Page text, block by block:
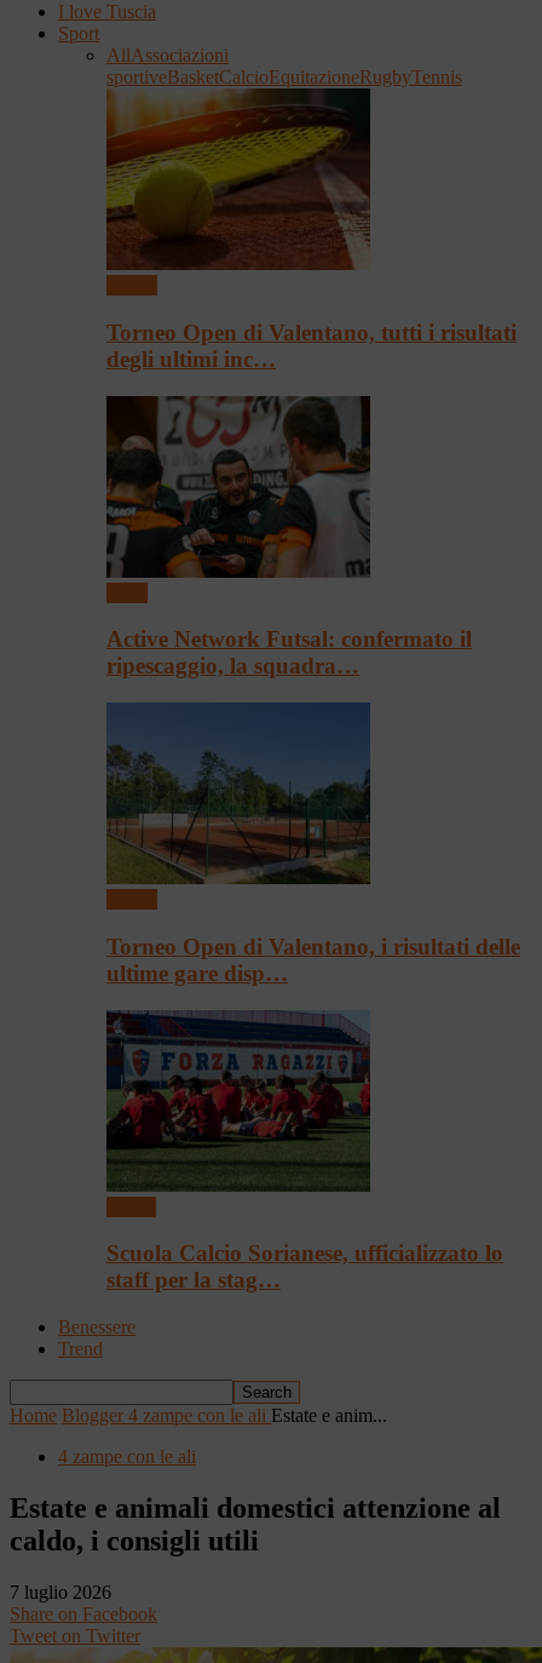
I love Tuscia
Sport
AllAssociazioni
sportiveBasketCalcioEquitazioneRugbyTennis
Torneo Open di Valentano, tutti i risultati
degli ultimi inc…
Active Network Futsal: confermato il
ripescaggio, la squadra…
Torneo Open di Valentano, i risultati delle
ultime gare disp…
Scuola Calcio Sorianese, ufficializzato lo
staff per la stag…
Benessere
Trend
Home Blogger 4 zampe con le ali Estate e anim...
4 zampe con le ali
Estate e animali domestici attenzione al
caldo, i consigli utili
7 luglio 2026
Share on Facebook
Tweet on Twitter